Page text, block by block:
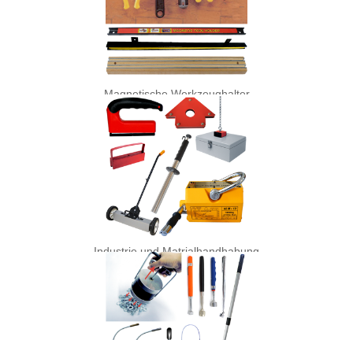
Magnetische Werkzeughalter
Industrie und Matrialhandhabung